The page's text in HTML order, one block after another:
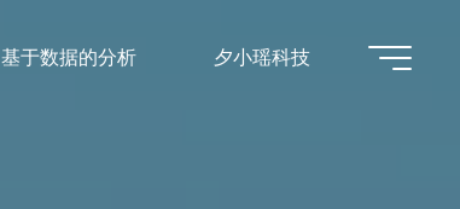
基于数据的分析 夕小瑶科技